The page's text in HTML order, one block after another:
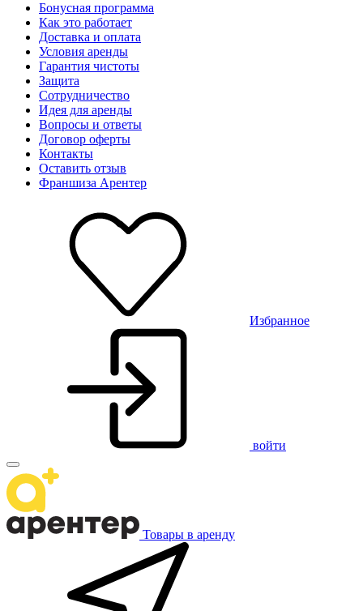
Бонусная программа
Как это работает
Доставка и оплата
Условия аренды
Гарантия чистоты
Защита
Сотрудничество
Идея для аренды
Вопросы и ответы
Договор оферты
Контакты
Оставить отзыв
Франшиза Арентер
Избранное
войти
Товары в аренду